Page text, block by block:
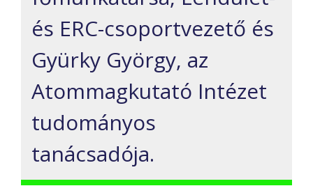
és ERC-csoportvezető és
Gyürky György, az
Atommagkutató Intézet
tudományos
tanácsadója.